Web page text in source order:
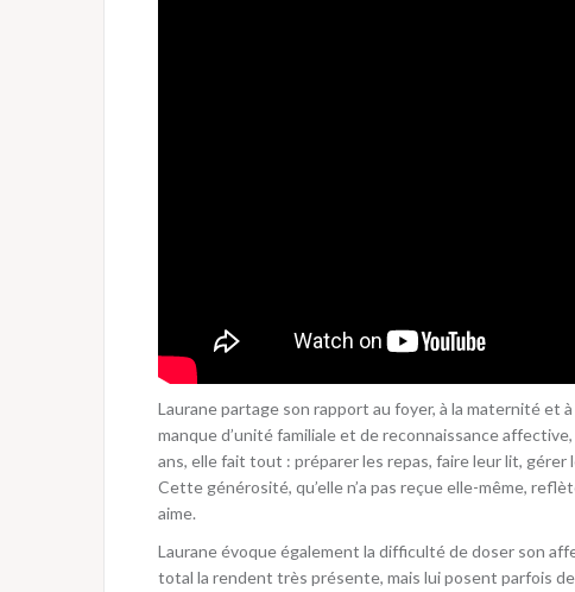
Laurane partage son rapport au foyer, à la maternité et
manque d’unité familiale et de reconnaissance
ans, elle fait tout : préparer les repas, faire leur lit, gérer
Cette générosité, qu’elle n’a pas reçue elle-même,
aime.
Laurane évoque également la difficulté de doser son
total la rendent très présente, mais lui posent parfois